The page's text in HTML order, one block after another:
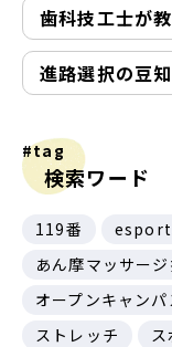
歯科技工士が
進路選択の豆
#tag
検索ワード
119番
あん摩マッサー
オープンキャンパ
ストレッチ